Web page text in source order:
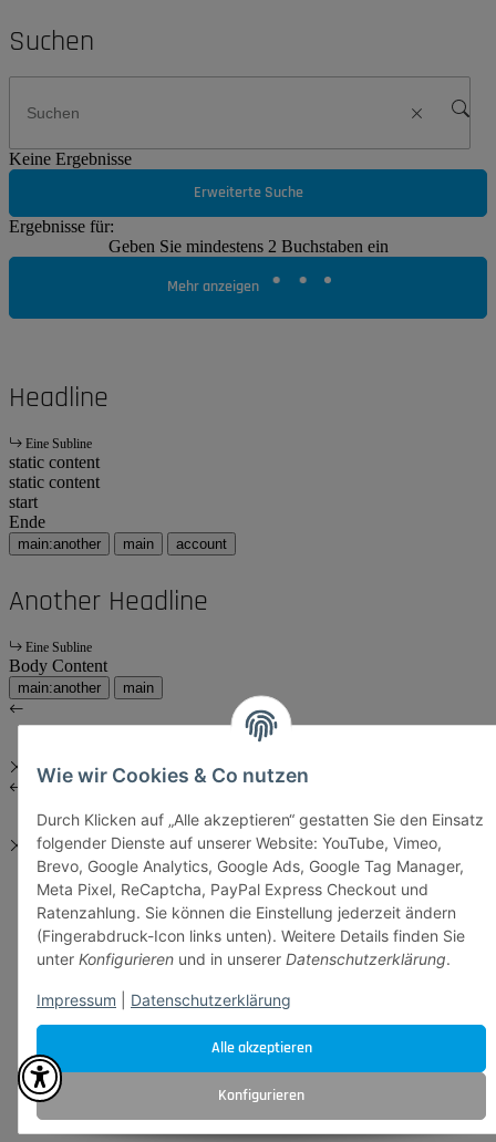
Alle akzeptieren
Konfigurieren
Wie wir Cookies & Co nutzen
Durch Klicken auf „Alle akzeptieren“ gestatten Sie den Einsatz
folgender Dienste auf unserer Website: YouTube, Vimeo,
Brevo, Google Analytics, Google Ads, Google Tag Manager,
Meta Pixel, ReCaptcha, PayPal Express Checkout und
Ratenzahlung. Sie können die Einstellung jederzeit ändern
(Fingerabdruck-Icon links unten). Weitere Details finden Sie
unter Konfigurieren und in unserer Datenschutzerklärung.
Impressum Datenschutzerklärung
Suchen
Keine Ergebnisse
Erweiterte Suche
Ergebnisse für:
Geben Sie mindestens 2 Buchstaben ein
Mehr anzeigen
Headline
Eine Subline
static content
static content
start
Ende
main:another main account
Another Headline
Eine Subline
Body Content
main:another main